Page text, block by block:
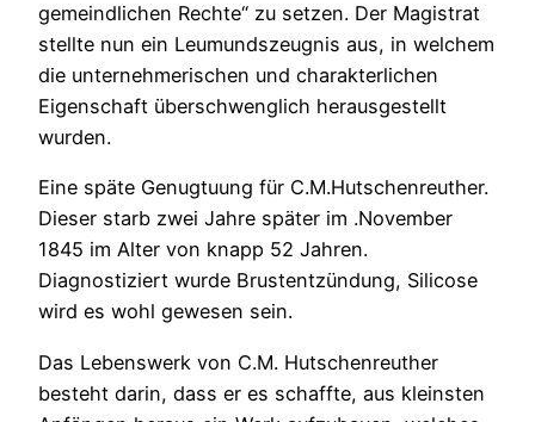
gemeindlichen Rechte“ zu setzen. Der Magistrat
stellte nun ein Leumundszeugnis aus, in welchem
die unternehmerischen und charakterlichen
Eigenschaft überschwenglich herausgestellt
wurden.
Eine späte Genugtuung für C.M.Hutschenreuther.
Dieser starb zwei Jahre später im .November
1845 im Alter von knapp 52 Jahren.
Diagnostiziert wurde Brustentzündung, Silicose
wird es wohl gewesen sein.
Das Lebenswerk von C.M. Hutschenreuther
besteht darin, dass er es schaffte, aus kleinsten